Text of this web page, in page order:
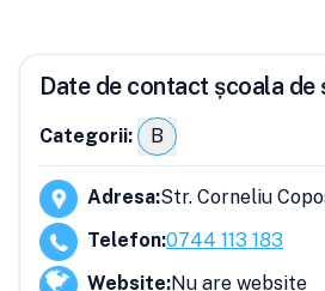
Date de contact școala
Categorii: B
Adresa:Str. Corneliu
Telefon:0744 113 183
Website:Nu are website